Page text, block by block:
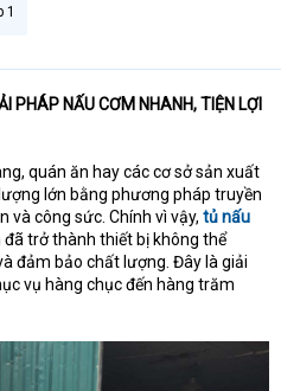
1
PHÁP NẤU CƠM NHANH, TIỆN LỢI
quán ăn hay các cơ sở sản xuất
lớn bằng phương pháp truyền
công sức. Chính vì vậy, tủ nấu
trở thành thiết bị không thể
đảm bảo chất lượng. Đây là giải
vụ hàng chục đến hàng trăm